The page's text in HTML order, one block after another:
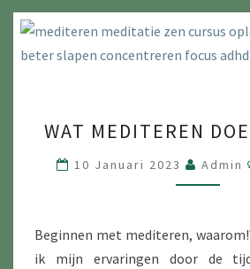
DOET
–
1
WAT MEDITEREN
10 Januari 2023 Admin
Beginnen met mediteren,
ik mijn ervaringen door de